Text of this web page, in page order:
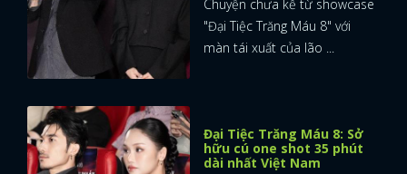
Chuyện chưa kể từ showcase
"Đại Tiệc Trăng Máu 8" với
màn tái xuất của lão ...
Đại Tiệc Trăng Máu 8: Sở
hữu cú one shot 35 phút
dài nhất Việt Nam